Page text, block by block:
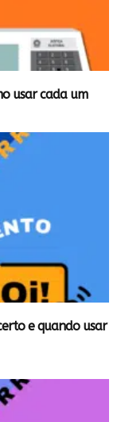
usar cada um
e quando usar